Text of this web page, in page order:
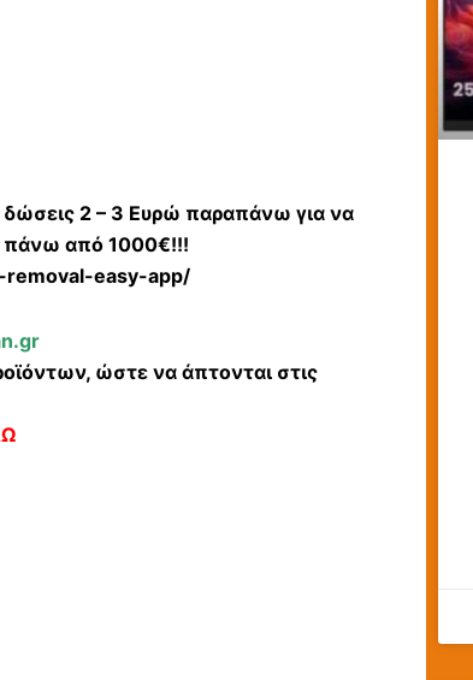
δώσεις 2 – 3 Ευρώ παραπάνω για να
πάνω από 1000€!!!
easy-app/
ώστε να άπτονται στις